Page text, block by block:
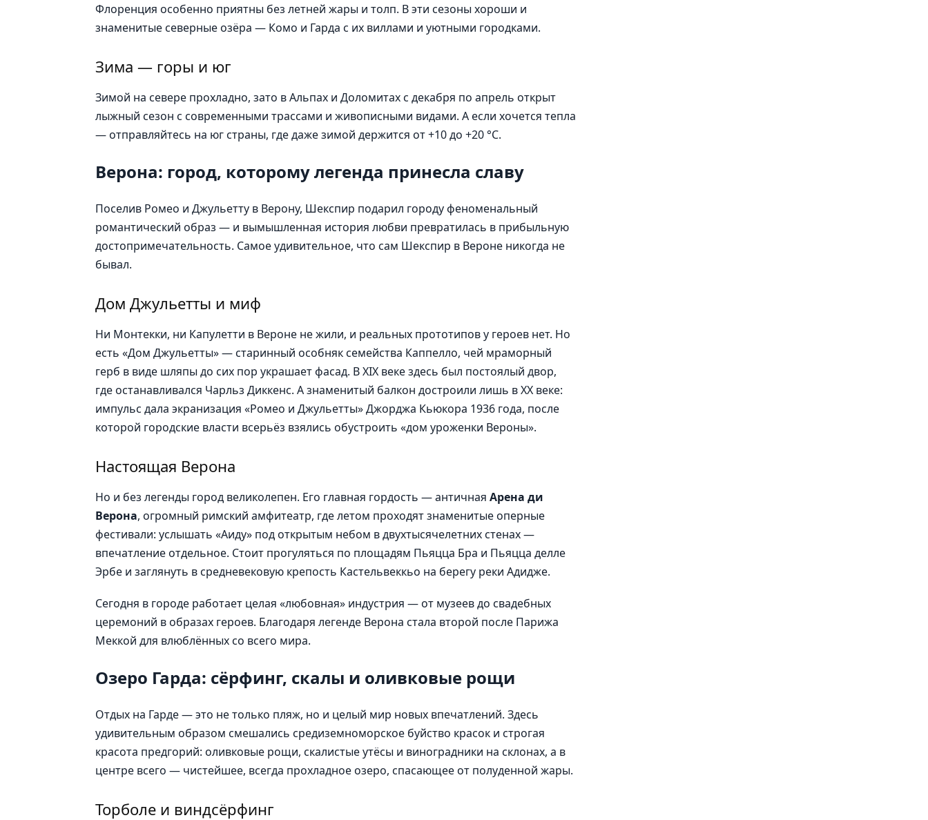
Флоренция особенно приятны без летней жары и толп. В эти сезоны хороши и
знаменитые северные озёра — Комо и Гарда с их виллами и уютными городками.
Зима — горы и юг
Зимой на севере прохладно, зато в Альпах и Доломитах с декабря по апрель открыт
лыжный сезон с современными трассами и живописными видами. А если хочется тепла
— отправляйтесь на юг страны, где даже зимой держится от +10 до +20 °С.
Верона: город, которому легенда принесла славу
Поселив Ромео и Джульетту в Верону, Шекспир подарил городу феноменальный
романтический образ — и вымышленная история любви превратилась в прибыльную
достопримечательность. Самое удивительное, что сам Шекспир в Вероне никогда не
бывал.
Дом Джульетты и миф
Ни Монтекки, ни Капулетти в Вероне не жили, и реальных прототипов у героев нет. Но
есть «Дом Джульетты» — старинный особняк семейства Каппелло, чей мраморный
герб в виде шляпы до сих пор украшает фасад. В XIX веке здесь был постоялый двор,
где останавливался Чарльз Диккенс. А знаменитый балкон достроили лишь в XX веке:
импульс дала экранизация «Ромео и Джульетты» Джорджа Кьюкора 1936 года, после
которой городские власти всерьёз взялись обустроить «дом уроженки Вероны».
Настоящая Верона
Но и без легенды город великолепен. Его главная гордость — античная Арена ди
Верона, огромный римский амфитеатр, где летом проходят знаменитые оперные
фестивали: услышать «Аиду» под открытым небом в двухтысячелетних стенах —
впечатление отдельное. Стоит прогуляться по площадям Пьяцца Бра и Пьяцца делле
Эрбе и заглянуть в средневековую крепость Кастельвеккьо на берегу реки Адидже.
Сегодня в городе работает целая «любовная» индустрия — от музеев до свадебных
церемоний в образах героев. Благодаря легенде Верона стала второй после Парижа
Меккой для влюблённых со всего мира.
Озеро Гарда: сёрфинг, скалы и оливковые рощи
Отдых на Гарде — это не только пляж, но и целый мир новых впечатлений. Здесь
удивительным образом смешались средиземноморское буйство красок и строгая
красота предгорий: оливковые рощи, скалистые утёсы и виноградники на склонах, а в
центре всего — чистейшее, всегда прохладное озеро, спасающее от полуденной жары.
Торболе и виндсёрфинг